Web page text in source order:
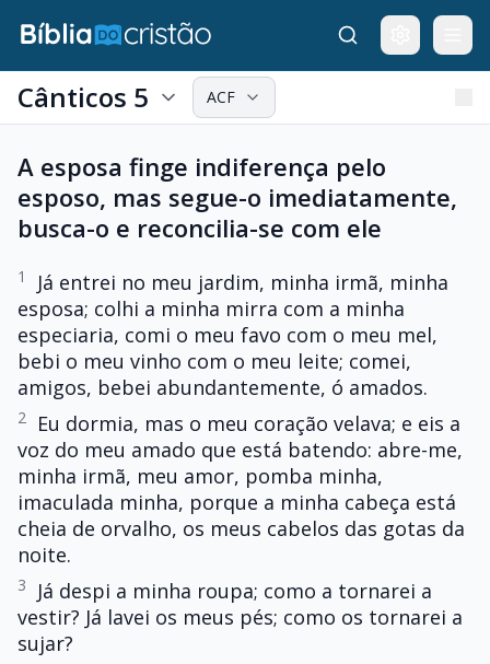
Cânticos 5 ACF
A esposa finge indiferença pelo
esposo, mas segue-o imediatamente,
busca-o e reconcilia-se com ele
1
Já entrei no meu jardim, minha irmã, minha
esposa; colhi a minha mirra com a minha
especiaria, comi o meu favo com o meu mel,
bebi o meu vinho com o meu leite; comei,
amigos, bebei abundantemente, ó amados.
2
Eu dormia, mas o meu coração velava; e eis a
voz do meu amado que está batendo: abre-me,
minha irmã, meu amor, pomba minha,
imaculada minha, porque a minha cabeça está
cheia de orvalho, os meus cabelos das gotas da
noite.
3
Já despi a minha roupa; como a tornarei a
vestir? Já lavei os meus pés; como os tornarei a
sujar?